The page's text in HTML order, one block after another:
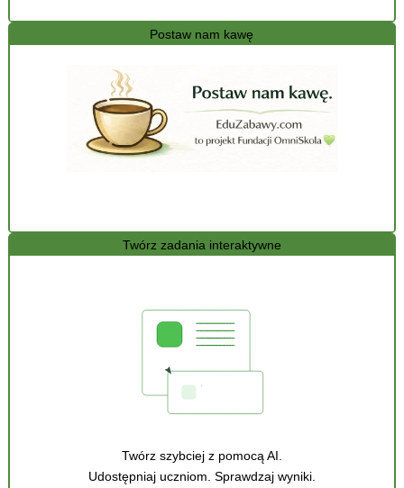
Postaw nam kawę
Twórz zadania interaktywne
Twórz szybciej z pomocą AI.
Udostępniaj uczniom. Sprawdzaj wyniki.